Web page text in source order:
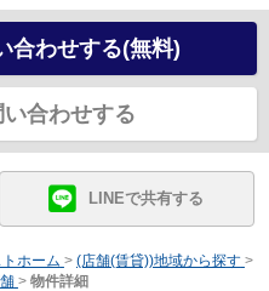
合わせする(無料)
合わせする
LINEで共有する
ホーム > (店舗(賃貸))地域から探す >
> 物件詳細